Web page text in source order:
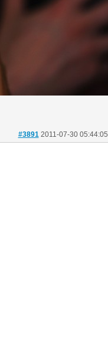
#3891 2011-07-30 05:44:05